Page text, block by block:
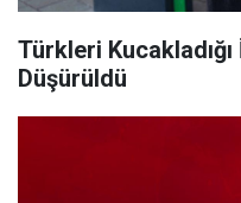
Türkleri
Düşürüldü